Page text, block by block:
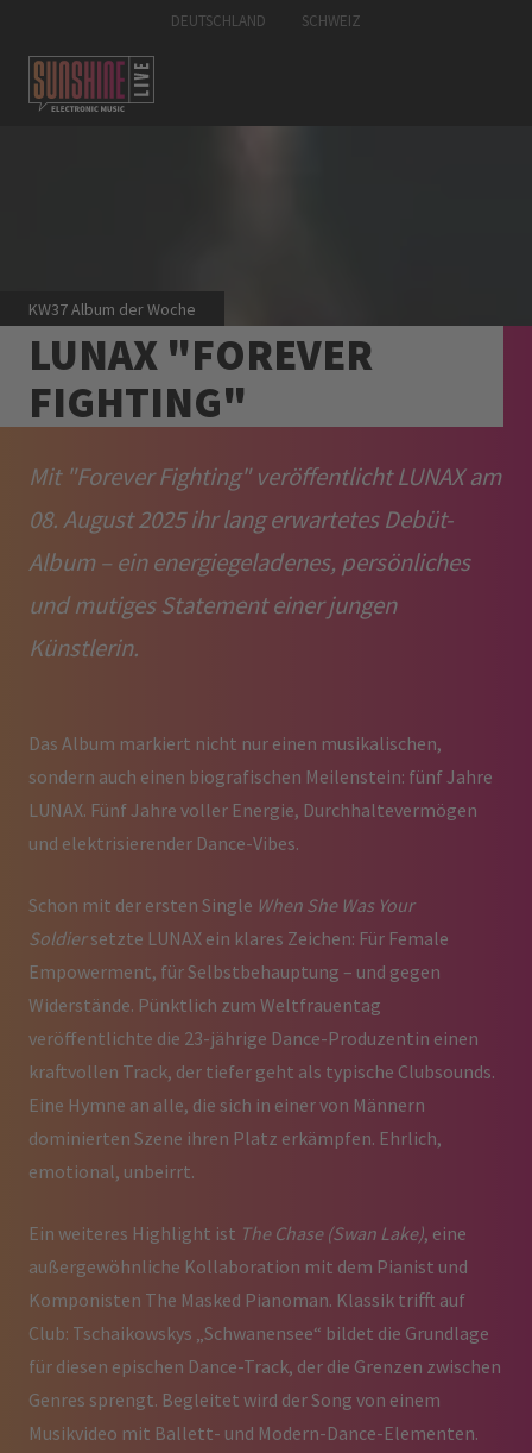
DEUTSCHLAND SCHWEIZ
KW37 Album der Woche
LUNAX "FOREVER
FIGHTING"
Mit "Forever Fighting" veröffentlicht LUNAX am
08. August 2025 ihr lang erwartetes Debüt-
Album – ein energiegeladenes, persönliches
und mutiges Statement einer jungen
Künstlerin.
Das Album markiert nicht nur einen musikalischen,
sondern auch einen biografischen Meilenstein: fünf Jahre
LUNAX. Fünf Jahre voller Energie, Durchhaltevermögen
und elektrisierender Dance-Vibes.
Schon mit der ersten Single When She Was Your
Soldiersetzte LUNAX ein klares Zeichen: Für Female
Empowerment, für Selbstbehauptung – und gegen
Widerstände. Pünktlich zum Weltfrauentag
veröffentlichte die 23-jährige Dance-Produzentin einen
kraftvollen Track, der tiefer geht als typische Clubsounds.
Eine Hymne an alle, die sich in einer von Männern
dominierten Szene ihren Platz erkämpfen. Ehrlich,
emotional, unbeirrt.
Ein weiteres Highlight ist The Chase (Swan Lake), eine
außergewöhnliche Kollaboration mit dem Pianist und
Komponisten The Masked Pianoman. Klassik trifft auf
Club: Tschaikowskys „Schwanensee“ bildet die Grundlage
für diesen epischen Dance-Track, der die Grenzen zwischen
Genres sprengt. Begleitet wird der Song von einem
Musikvideo mit Ballett- und Modern-Dance-Elementen.